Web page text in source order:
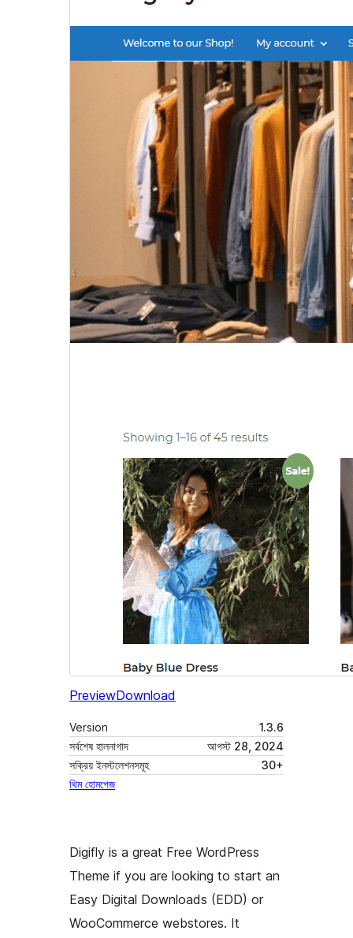
PreviewDownload
Version
1.3.6
সর্বশেষ হালনাগাদ
আগস্ট 28, 2024
সক্রিয় ইনস্টলেশনসমূহ
30+
থিম হোমপেজ
Digifly is a great Free WordPress
Theme if you are looking to start an
Easy Digital Downloads (EDD) or
WooCommerce webstores. It